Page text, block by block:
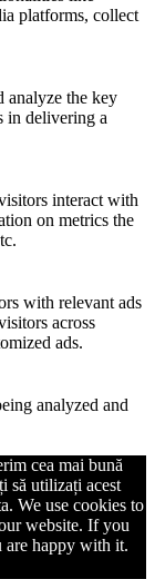
platforms, collect
analyze the key
in delivering a
interact with
on metrics the
with relevant ads
across
ads.
analyzed and
cea mai bună
să utilizați acest
We use cookies to
website. If you
are happy with it.